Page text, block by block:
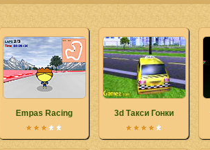
Empas Racing 3d Такси Гонки